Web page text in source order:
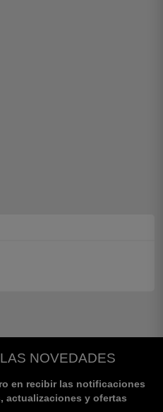
NOVEDADES
en recibir las notificaciones
actualizaciones y ofertas